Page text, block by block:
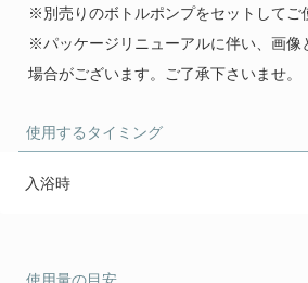
※別売りのボトルポンプをセットしてご
※パッケージリニューアルに伴い、画像
場合がございます。ご了承下さいませ。
使用するタイミング
入浴時